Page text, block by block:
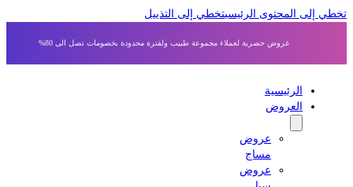
إلى المحتوى الرئيسي تخطي إلى التذييل
عروض حصرية لعملاء مجموعة طبيب ولفترة محدودة بخصومات تصل الى 80%
الرئيسية
العروض
عروض
مساج
عروض